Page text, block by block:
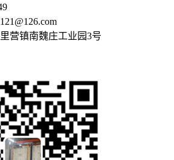
营镇南魏庄工业园3号